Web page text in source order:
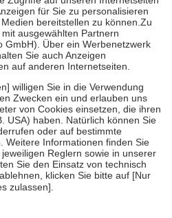
Krankenpflege beträgt die
sowie zehn Euro je
für ihre eigene Gesundheit zu
der Familie zu unterstützen,
zum vollendeten 18. Lebensjahr
und Früherkennung, die von der